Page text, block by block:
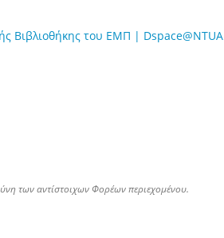
Βιβλιοθήκης του ΕΜΠ | Dspace@NTUA
των αντίστοιχων Φορέων περιεχομένου.